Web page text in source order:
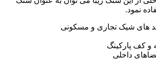
نمود.
های شیک تجاری و مسکونی
کف پارکینگ
داخلی